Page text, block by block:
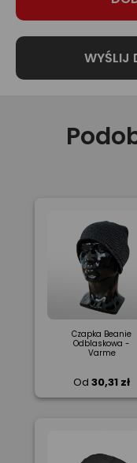
Czapka Beanie
Odblaskowa -
Varme
Od 30,31 zł